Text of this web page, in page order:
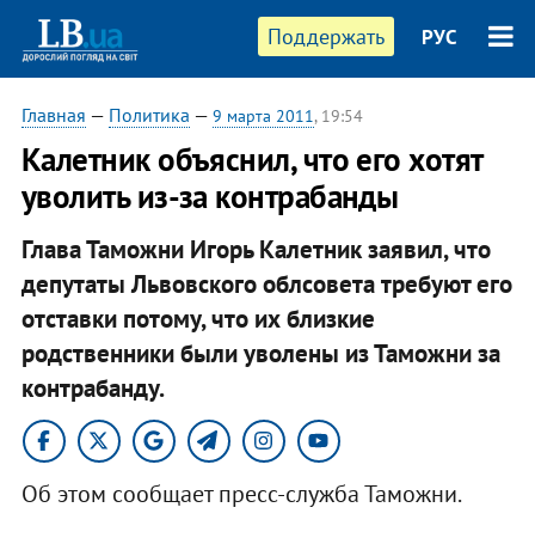
Поддержать РУС
Главная — Политика — 9 марта 2011, 19:54
Калетник объяснил, что его хотят
уволить из-за контрабанды
Глава Таможни Игорь Калетник заявил, что
депутаты Львовского облсовета требуют его
отставки потому, что их близкие
родственники были уволены из Таможни за
контрабанду.
Об этом сообщает пресс-служба Таможни.